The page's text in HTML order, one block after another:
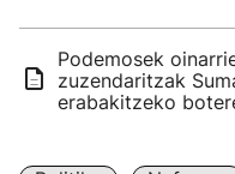
Podemosek
zuzendaritzak
erabakitzeko